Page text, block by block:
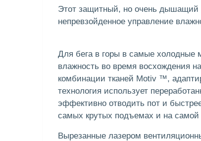
Этот защитный, но очень дышащий
непревзойденное управление
Для бега в горы в самые холодные
влажность во время восхождения
комбинации тканей Motiv ™,
технология использует
эффективно отводить пот и
самых крутых подъемах и на самой
Вырезанные лазером